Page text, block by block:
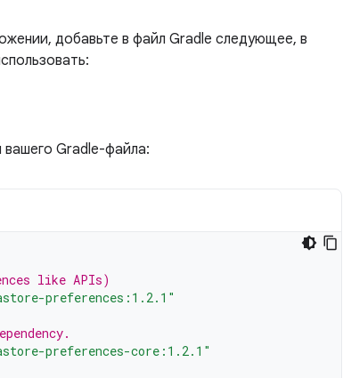
добавьте в файл Gradle следующее, в
Gradle-файла:
like APIs)
preferences:1.2.1"
preferences-core:1.2.1"